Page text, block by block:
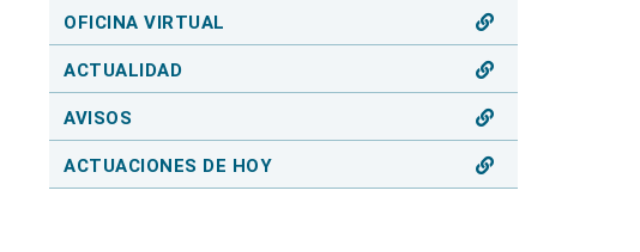
OFICINA VIRTUAL
ACTUALIDAD
AVISOS
ACTUACIONES DE HOY